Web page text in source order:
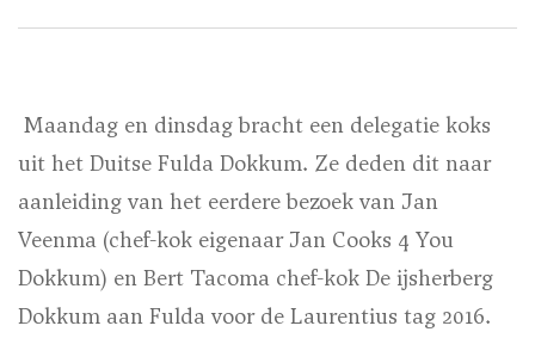
Maandag en dinsdag bracht een delegatie koks
uit het Duitse Fulda Dokkum. Ze deden dit naar
aanleiding van het eerdere bezoek van Jan
Veenma (chef-kok eigenaar Jan Cooks 4 You
Dokkum) en Bert Tacoma chef-kok De ijsherberg
Dokkum aan Fulda voor de Laurentius tag 2016.